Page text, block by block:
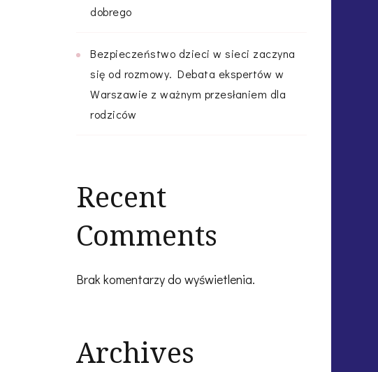
dobrego
Bezpieczeństwo dzieci w sieci zaczyna
się od rozmowy. Debata ekspertów w
Warszawie z ważnym przesłaniem dla
rodziców
Recent
Comments
Brak komentarzy do wyświetlenia.
Archives